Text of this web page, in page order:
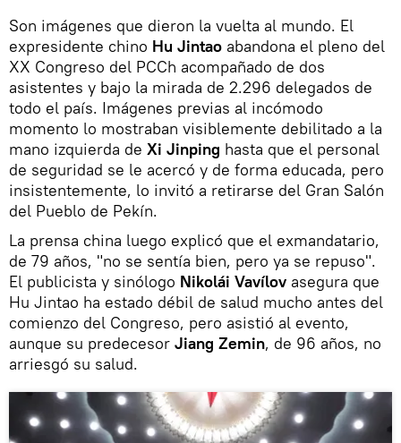
Son imágenes que dieron la vuelta al mundo. El
expresidente chino Hu Jintao abandona el pleno del
XX Congreso del PCCh acompañado de dos
asistentes y bajo la mirada de 2.296 delegados de
todo el país. Imágenes previas al incómodo
momento lo mostraban visiblemente debilitado a la
mano izquierda de Xi Jinping hasta que el personal
de seguridad se le acercó y de forma educada, pero
insistentemente, lo invitó a retirarse del Gran Salón
del Pueblo de Pekín.
La prensa china luego explicó que el exmandatario,
de 79 años, "no se sentía bien, pero ya se repuso".
El publicista y sinólogo Nikolái Vavílov asegura que
Hu Jintao ha estado débil de salud mucho antes del
comienzo del Congreso, pero asistió al evento,
aunque su predecesor Jiang Zemin, de 96 años, no
arriesgó su salud.